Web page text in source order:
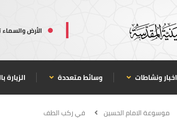
الأرض
اخبار ونشاطات وسائط متعددة الزيارة
موسوعة الامام الحسين في ركب الطف